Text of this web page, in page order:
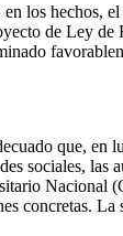
en los hechos,
de Ley
que, en
sociales, las
Nacional
concretas.